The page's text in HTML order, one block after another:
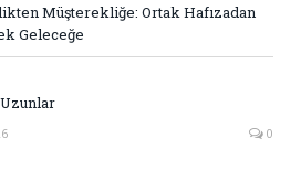
Müşterekliğe: Ortak Hafızadan
Geleceğe
0